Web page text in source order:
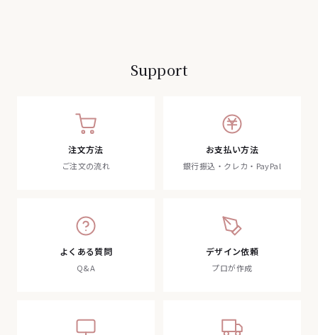
Support
注文方法
ご注文の流れ
お支払い方法
銀行振込・クレカ・PayPal
よくある質問
Q&A
デザイン依頼
プロが作成